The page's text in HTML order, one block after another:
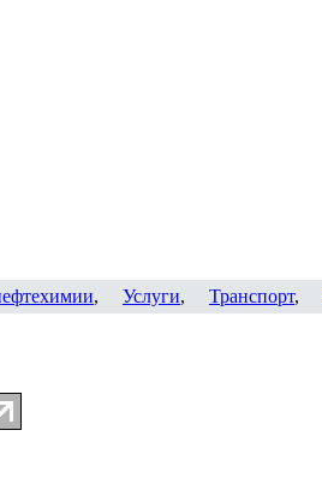
, Услуги, Транспорт,